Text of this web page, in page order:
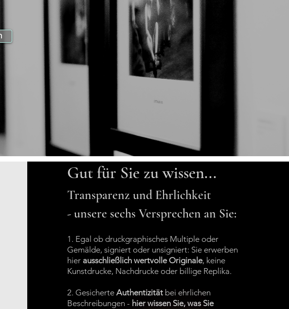
Gut für Sie zu wissen...
Transparenz und Ehrlichkeit
- unsere sechs Versprechen an Sie:
1. Egal ob druckgraphisches Multiple oder
Gemälde, signiert oder unsigniert: Sie erwerben
hier ausschließlich wertvolle Originale, keine
Kunstdrucke, Nachdrucke oder billige Replika.
2. GesicherteAuthentizität bei ehrlichen
Beschreibungen - hier wissen Sie, was Sie